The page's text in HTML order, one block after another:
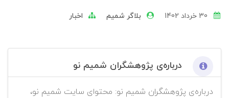
بلاگر شمیم اخبار
درباره‌ی پژوهشگران شمیم نو
درباره‌ی پژوهشگران شمیم نو: محتوای سایت شمیم نو،